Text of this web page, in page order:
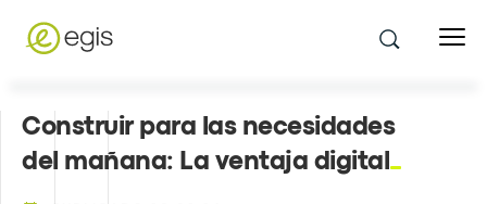
Construir para las necesidades
del mañana: La ventaja digital